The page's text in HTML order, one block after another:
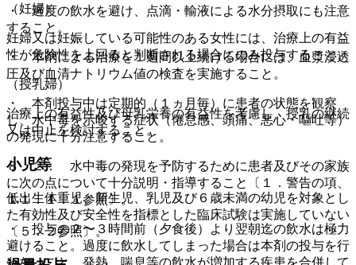
（妊婦）
妊婦又は妊娠している可能性のある女性には、治療上の有益
性が危険性を上回ると判断される場合にのみ投与すること。
（授乳婦）
治療上の有益性及び母乳栄養の有益性を考慮し、授乳の継続
又は中止を検討すること。
小児等
低出生体重児、新生児、乳児及び６歳未満の幼児を対象とし
た有効性及び安全性を指標とした臨床試験は実施していない
〔５．２参照〕。
・ 過度の飲水を避け、点滴・輸液による水分摂取にも注意
すること。
・ 本剤による治療を１週間以上続ける場合には、血漿浸透
圧及び血清ナトリウム値の検査を実施すること。
・ 本剤投与中は定期的（１ヵ月毎）に患者の状態を観察
し、水中毒を示唆する症状（倦怠感、頭痛、悪心・嘔吐等）
の発現に十分注意すること。
８．２． 水中毒の発現を予防するために患者及びその家族
に次の点について十分説明・指導すること〔１．警告の項、
１１．１．１参照〕。
・ 投与の２〜３時間前（夕食後）より翌朝迄の飲水は極力
避けること。過度に飲水してしまった場合は本剤の投与を行
わないこと。発熱、喘息等の飲水が増加する疾患を合併して